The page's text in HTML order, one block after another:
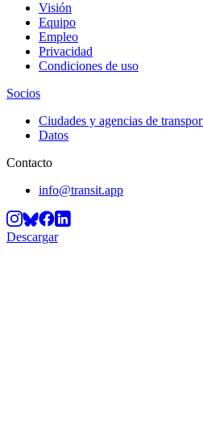
Visión
Equipo
Empleo
Privacidad
Condiciones de uso
Socios
Ciudades y agencias de
Datos
Contacto
info@transit.app
Descargar